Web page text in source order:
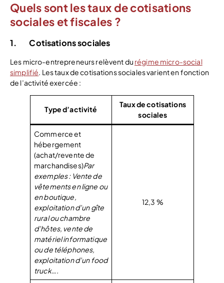
Quels sont les taux de cotisations
sociales et fiscales ?
1. Cotisations sociales
Les micro-entrepreneurs relèvent du régime micro-social
simplifié. Les taux de cotisations sociales varient en fonction
de l’activité exercée :
Type d’activité
Taux de cotisations
sociales
Commerce et
hébergement
(achat/revente de
marchandises)Par
exemples : Vente de
vêtements en ligne ou
en boutique,
exploitation d’un gîte
rural ou chambre
d’hôtes, vente de
matériel informatique
ou de téléphones,
exploitation d’un food
truck….
12,3 %